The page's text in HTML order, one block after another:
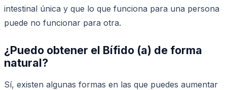
intestinal única y que lo que funciona para una persona
puede no funcionar para otra.
¿Puedo obtener el Bífido (a) de forma
natural?
Sí, existen algunas formas en las que puedes aumentar